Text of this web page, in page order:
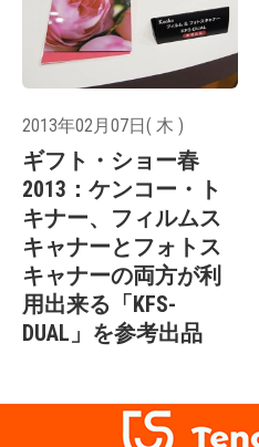
2013年02月07日( 木 )
ギフト・ショー春
2013：ケンコー・ト
キナー、フィルムス
キャナーとフォトス
キャナーの両方が利
用出来る「KFS-
DUAL」を参考出品